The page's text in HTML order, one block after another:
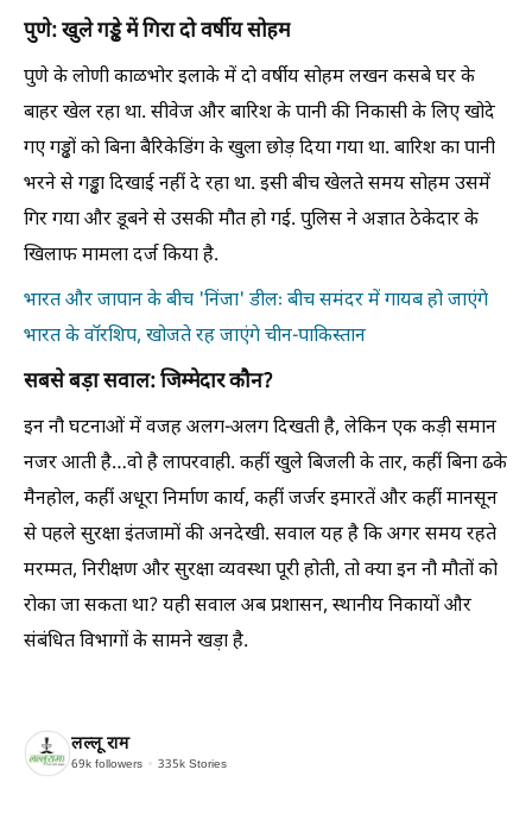
पुणे: खुले गड्ढे में गिरा दो वर्षीय सोहम
पुणे के लोणी काळभोर इलाके में दो वर्षीय सोहम लखन कसबे घर के
बाहर खेल रहा था. सीवेज और बारिश के पानी की निकासी के लिए खोदे
गए गड्ढों को बिना बैरिकेडिंग के खुला छोड़ दिया गया था. बारिश का पानी
भरने से गड्ढा दिखाई नहीं दे रहा था. इसी बीच खेलते समय सोहम उसमें
गिर गया और डूबने से उसकी मौत हो गई. पुलिस ने अज्ञात ठेकेदार के
खिलाफ मामला दर्ज किया है.
भारत और जापान के बीच 'निंजा' डीलः बीच समंदर में गायब हो जाएंगे
भारत के वॉरशिप, खोजते रह जाएंगे चीन-पाकिस्तान
सबसे बड़ा सवाल: जिम्मेदार कौन?
इन नौ घटनाओं में वजह अलग-अलग दिखती है, लेकिन एक कड़ी समान
नजर आती है…वो है लापरवाही. कहीं खुले बिजली के तार, कहीं बिना ढके
मैनहोल, कहीं अधूरा निर्माण कार्य, कहीं जर्जर इमारतें और कहीं मानसून
से पहले सुरक्षा इंतजामों की अनदेखी. सवाल यह है कि अगर समय रहते
मरम्मत, निरीक्षण और सुरक्षा व्यवस्था पूरी होती, तो क्या इन नौ मौतों को
रोका जा सकता था? यही सवाल अब प्रशासन, स्थानीय निकायों और
संबंधित विभागों के सामने खड़ा है.
लल्लू राम
69k followers 335k Stories